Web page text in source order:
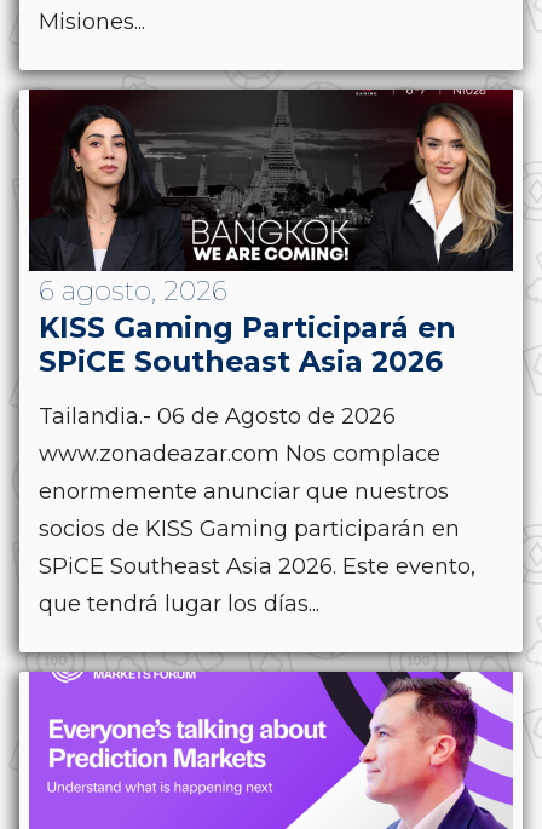
Misiones...
6 agosto, 2026
KISS Gaming Participará en
SPiCE Southeast Asia 2026
Tailandia.- 06 de Agosto de 2026
www.zonadeazar.com Nos complace
enormemente anunciar que nuestros
socios de KISS Gaming participarán en
SPiCE Southeast Asia 2026. Este evento,
que tendrá lugar los días...